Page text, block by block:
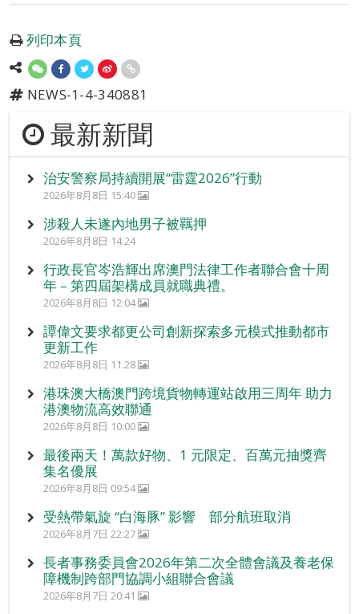
列印本頁
NEWS-1-4-340881
最新新聞
治安警察局持續開展“雷霆2026”行動
2026年8月8日 15:40
涉殺人未遂內地男子被羈押
2026年8月8日 14:24
行政長官岑浩輝出席澳門法律工作者聯合會十周
年 – 第四屆架構成員就職典禮。
2026年8月8日 12:04
譚偉文要求都更公司創新探索多元模式推動都市
更新工作
2026年8月8日 11:28
港珠澳大橋澳門跨境貨物轉運站啟用三周年 助力
港澳物流高效聯通
2026年8月8日 10:00
最後兩天！萬款好物、1 元限定、百萬元抽獎齊
集名優展
2026年8月8日 09:54
受熱帶氣旋 “白海豚” 影響 部分航班取消
2026年8月7日 22:27
長者事務委員會2026年第二次全體會議及養老保
障機制跨部門協調小組聯合會議
2026年8月7日 20:41